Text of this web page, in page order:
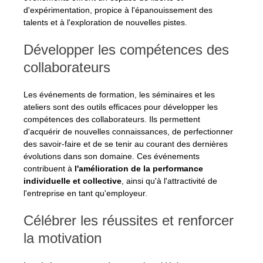
d'expérimentation, propice à l'épanouissement des
talents et à l'exploration de nouvelles pistes.
Développer les compétences des
collaborateurs
Les événements de formation, les séminaires et les
ateliers sont des outils efficaces pour développer les
compétences des collaborateurs. Ils permettent
d'acquérir de nouvelles connaissances, de perfectionner
des savoir-faire et de se tenir au courant des dernières
évolutions dans son domaine. Ces événements
contribuent à l'amélioration de la performance
individuelle et collective , ainsi qu'à l'attractivité de
l'entreprise en tant qu'employeur.
Célébrer les réussites et renforcer
la motivation